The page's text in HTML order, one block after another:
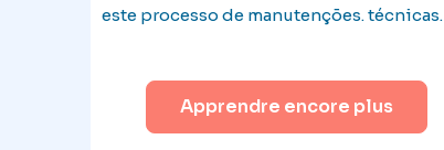
este processo de manutenções. técnicas.
Apprendre encore plus